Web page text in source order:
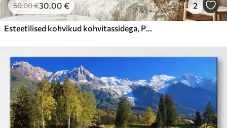
50.00€30.00 € 2
Esteetilised kohvikud kohvitassidega, Pariisi linnatänav, talv, arhitektuur